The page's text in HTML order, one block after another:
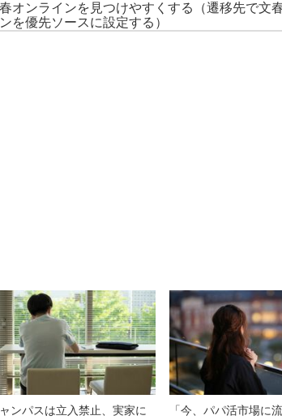
オンラインを見つけやすくする
（遷移先で文
を優先ソースに設定する）
ンパスは立入禁止、実家に
「今、パパ活市場に